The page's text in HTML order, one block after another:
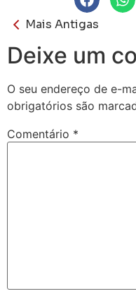
Mais Antigas
Deixe um
O seu endereço de e-
obrigatórios são
Comentário *